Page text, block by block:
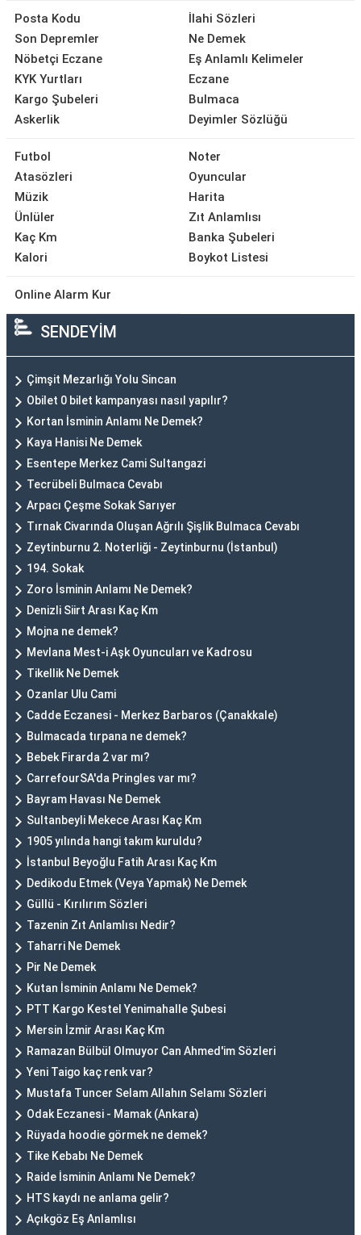
Posta Kodu
Son Depremler
Nöbetçi Eczane
KYK Yurtları
Kargo Şubeleri
Askerlik
İlahi Sözleri
Ne Demek
Eş Anlamlı Kelimeler
Eczane
Bulmaca
Deyimler Sözlüğü
Futbol
Atasözleri
Müzik
Ünlüler
Kaç Km
Kalori
Noter
Oyuncular
Harita
Zıt Anlamlısı
Banka Şubeleri
Boykot Listesi
Online Alarm Kur
SENDEYİM
Çimşit Mezarlığı Yolu Sincan
Obilet 0 bilet kampanyası nasıl yapılır?
Kortan İsminin Anlamı Ne Demek?
Kaya Hanisi Ne Demek
Esentepe Merkez Cami Sultangazi
Tecrübeli Bulmaca Cevabı
Arpacı Çeşme Sokak Sarıyer
Tırnak Civarında Oluşan Ağrılı Şişlik Bulmaca Cevabı
Zeytinburnu 2. Noterliği - Zeytinburnu (İstanbul)
194. Sokak
Zoro İsminin Anlamı Ne Demek?
Denizli Siirt Arası Kaç Km
Mojna ne demek?
Mevlana Mest-i Aşk Oyuncuları ve Kadrosu
Tikellik Ne Demek
Ozanlar Ulu Cami
Cadde Eczanesi - Merkez Barbaros (Çanakkale)
Bulmacada tırpana ne demek?
Bebek Firarda 2 var mı?
CarrefourSA'da Pringles var mı?
Bayram Havası Ne Demek
Sultanbeyli Mekece Arası Kaç Km
1905 yılında hangi takım kuruldu?
İstanbul Beyoğlu Fatih Arası Kaç Km
Dedikodu Etmek (Veya Yapmak) Ne Demek
Güllü - Kırılırım Sözleri
Tazenin Zıt Anlamlısı Nedir?
Taharri Ne Demek
Pir Ne Demek
Kutan İsminin Anlamı Ne Demek?
PTT Kargo Kestel Yenimahalle Şubesi
Mersin İzmir Arası Kaç Km
Ramazan Bülbül Olmuyor Can Ahmed'im Sözleri
Yeni Taigo kaç renk var?
Mustafa Tuncer Selam Allahın Selamı Sözleri
Odak Eczanesi - Mamak (Ankara)
Rüyada hoodie görmek ne demek?
Tike Kebabı Ne Demek
Raide İsminin Anlamı Ne Demek?
HTS kaydı ne anlama gelir?
Açıkgöz Eş Anlamlısı